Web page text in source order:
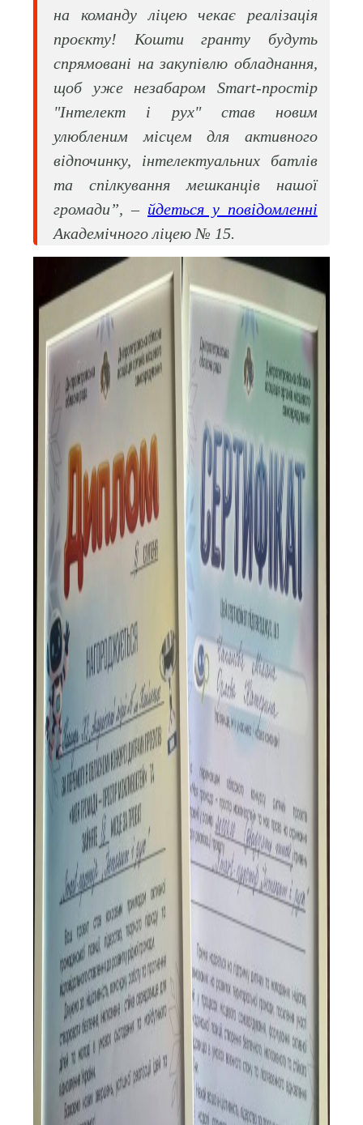
на команду ліцею чекає реалізація
проєкту! Кошти гранту будуть
спрямовані на закупівлю обладнання,
щоб уже незабаром Smart-простір
"Інтелект і рух" став новим
улюбленим місцем для активного
відпочинку, інтелектуальних батлів
та спілкування мешканців нашої
громади”, – йдеться у повідомленні
Академічного ліцею № 15.